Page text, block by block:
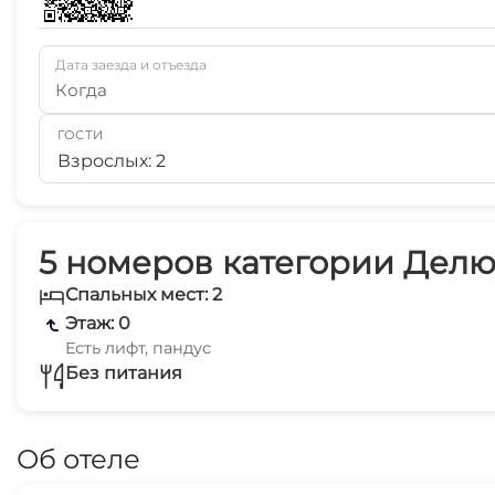
5 номеров категории
Спальных мест: 2
Этаж: 0
Есть лифт, пандус
Без питания
Об отеле
Дата заезда и отъезда
Когда
ГОСТИ
Взрослых: 2